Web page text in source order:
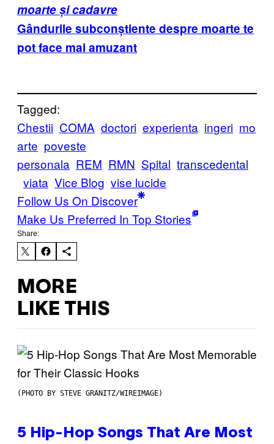
moarte și cadavre
Gândurile subconștiente despre moarte te
pot face mai amuzant
Tagged:
Chestii COMA doctori experienta ingeri mo
arte poveste
personala REM RMN Spital transcedental
viata Vice Blog vise lucide
Follow Us On Discover
Make Us Preferred In Top Stories
Share:
MORE
LIKE THIS
(PHOTO BY STEVE GRANITZ/WIREIMAGE)
5 Hip-Hop Songs That Are Most